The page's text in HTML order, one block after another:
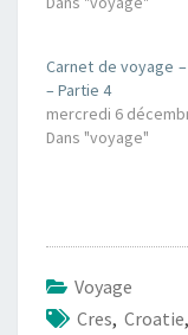
Carnet de voyage
– Partie 4
mercredi 6
Dans "voyage"
Voyage
Cres, Croatie,